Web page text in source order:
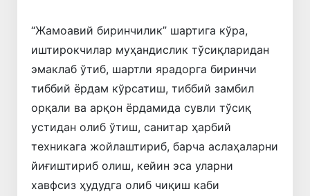
“Жамоавий биринчилик” шартига кўра,
иштирокчилар муҳандислик тўсиқларидан
эмаклаб ўтиб, шартли ярадорга биринчи
тиббий ёрдам кўрсатиш, тиббий замбил
орқали ва арқон ёрдамида сувли тўсиқ
устидан олиб ўтиш, санитар ҳарбий
техникага жойлаштириб, барча аслаҳаларни
йиғиштириб олиш, кейин эса уларни
хавфсиз ҳудудга олиб чиқиш каби